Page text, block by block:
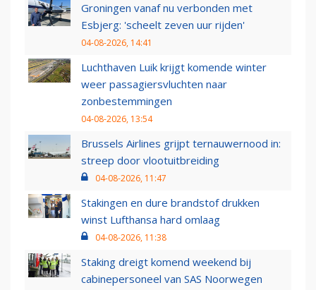
Groningen vanaf nu verbonden met
Esbjerg: 'scheelt zeven uur rijden'
04-08-2026, 14:41
Luchthaven Luik krijgt komende winter
weer passagiersvluchten naar
zonbestemmingen
04-08-2026, 13:54
Brussels Airlines grijpt ternauwernood in:
streep door vlootuitbreiding
04-08-2026, 11:47
Stakingen en dure brandstof drukken
winst Lufthansa hard omlaag
04-08-2026, 11:38
Staking dreigt komend weekend bij
cabinepersoneel van SAS Noorwegen